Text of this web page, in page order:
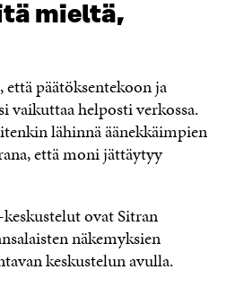
mieltä,
, että päätöksentekoon ja
vaikuttaa helposti verkossa.
lähinnä äänekkäimpien
että moni jättäytyy
ovat Sitran
näkemyksien
keskustelun avulla.